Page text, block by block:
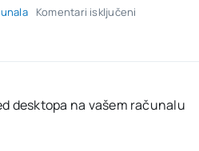
Komentari isključeni
desktopa na vašem računalu